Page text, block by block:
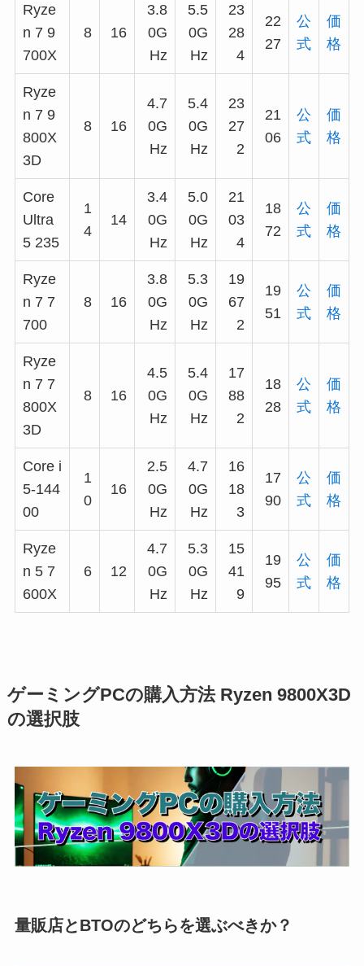
Ryze
n 7 9
700X
8 16
3.8
0G
Hz
5.5
0G
Hz
23
28
4
22
27
公
式
価
格
Ryze
n 7 9
800X
3D
8 16
4.7
0G
Hz
5.4
0G
Hz
23
27
2
21
06
公
式
価
格
Core
Ultra
5 235
1
4
14
3.4
0G
Hz
5.0
0G
Hz
21
03
4
18
72
公
式
価
格
Ryze
n 7 7
700
8 16
3.8
0G
Hz
5.3
0G
Hz
19
67
2
19
51
公
式
価
格
Ryze
n 7 7
800X
3D
8 16
4.5
0G
Hz
5.4
0G
Hz
17
88
2
18
28
公
式
価
格
Core i
5-144
00
1
0
16
2.5
0G
Hz
4.7
0G
Hz
16
18
3
17
90
公
式
価
格
Ryze
n 5 7
600X
6 12
4.7
0G
Hz
5.3
0G
Hz
15
41
9
19
95
公
式
価
格
ゲーミングPCの購入方法 Ryzen 9800X3D
の選択肢
量販店とBTOのどちらを選ぶべきか？